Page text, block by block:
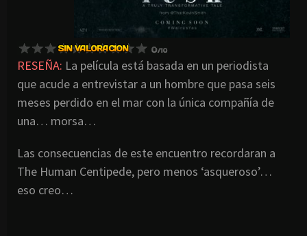
RESEÑA: La película está basada en un periodista
que acude a entrevistar a un hombre que pasa seis
meses perdido en el mar con la única compañía de
una… morsa…
Las consecuencias de este encuentro recordaran a
The Human Centipede, pero menos ‘asqueroso’…
eso creo…